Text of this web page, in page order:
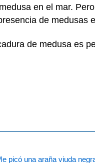
en el mar.
de medusas
de medusa es
picó una araña viuda